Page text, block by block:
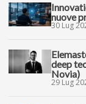
nuove
30 Lug
deep
Novia)
29 Lug